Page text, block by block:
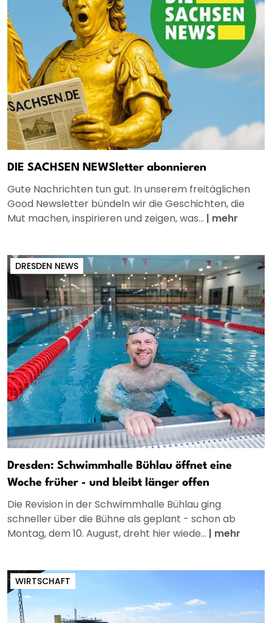
DIE SACHSEN NEWSletter abonnieren
Gute Nachrichten tun gut. In unserem freitäglichen
Good Newsletter bündeln wir die Geschichten, die
Mut machen, inspirieren und zeigen, was... | mehr
DRESDEN NEWS
Dresden: Schwimmhalle Bühlau öffnet eine
Woche früher - und bleibt länger offen
Die Revision in der Schwimmhalle Bühlau ging
schneller über die Bühne als geplant - schon ab
Montag, dem 10. August, dreht hier wiede... | mehr
WIRTSCHAFT